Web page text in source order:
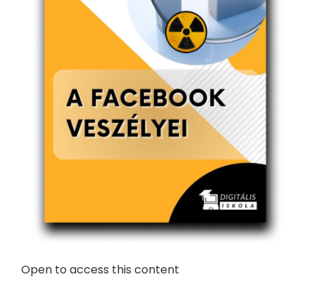
Open to access this content